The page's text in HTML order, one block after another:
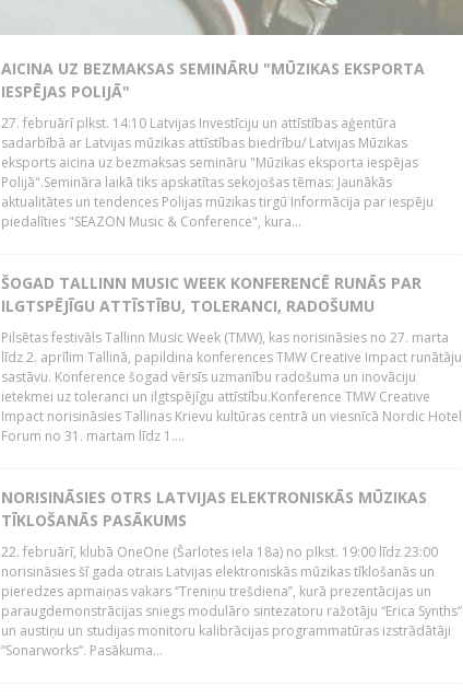
AICINA UZ BEZMAKSAS SEMINĀRU "MŪZIKAS EKSPORTA
IESPĒJAS POLIJĀ"
27. februārī plkst. 14:10 Latvijas Investīciju un attīstības aģentūra
sadarbībā ar Latvijas mūzikas attīstības biedrību/ Latvijas Mūzikas
eksports aicina uz bezmaksas semināru "Mūzikas eksporta iespējas
Polijā".Semināra laikā tiks apskatītas sekojošas tēmas: Jaunākās
aktualitātes un tendences Polijas mūzikas tirgū Informācija par iespēju
piedalīties "SEAZON Music & Conference", kura...
ŠOGAD TALLINN MUSIC WEEK KONFERENCĒ RUNĀS PAR
ILGTSPĒJĪGU ATTĪSTĪBU, TOLERANCI, RADOŠUMU
Pilsētas festivāls Tallinn Music Week (TMW), kas norisināsies no 27. marta
līdz 2. aprīlim Tallinā, papildina konferences TMW Creative Impact runātāju
sastāvu. Konference šogad vērsīs uzmanību radošuma un inovāciju
ietekmei uz toleranci un ilgtspējīgu attīstību.Konference TMW Creative
Impact norisināsies Tallinas Krievu kultūras centrā un viesnīcā Nordic Hotel
Forum no 31. martam līdz 1....
NORISINĀSIES OTRS LATVIJAS ELEKTRONISKĀS MŪZIKAS
TĪKLOŠANĀS PASĀKUMS
22. februārī, klubā OneOne (Šarlotes iela 18a) no plkst. 19:00 līdz 23:00
norisināsies šī gada otrais Latvijas elektroniskās mūzikas tīklošanās un
pieredzes apmaiņas vakars ‘’Treniņu trešdiena’’, kurā prezentācijas un
paraugdemonstrācijas sniegs modulāro sintezatoru ražotāju “Erica Synths”
un austiņu un studijas monitoru kalibrācijas programmatūras izstrādātāji
“Sonarworks”. Pasākuma...